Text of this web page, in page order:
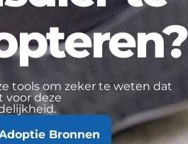
tools om zeker te weten dat
voor deze
Bronnen